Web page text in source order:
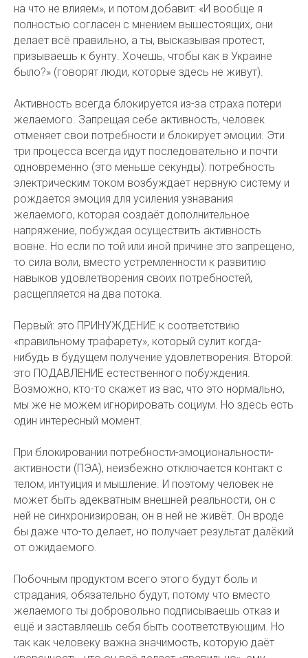
на что не влияем», и потом добавит: «И вообще я
полностью согласен с мнением вышестоящих, они
делает всё правильно, а ты, высказывая протест,
призываешь к бунту. Хочешь, чтобы как в Украине
было?» (говорят люди, которые здесь не живут).
Активность всегда блокируется из-за страха потери
желаемого. Запрещая себе активность, человек
отменяет свои потребности и блокирует эмоции. Эти
три процесса всегда идут последовательно и почти
одновременно (это меньше секунды): потребность
электрическим током возбуждает нервную систему и
рождается эмоция для усиления узнавания
желаемого, которая создаёт дополнительное
напряжение, побуждая осуществить активность
вовне. Но если по той или иной причине это запрещено,
то сила воли, вместо устремленности к развитию
навыков удовлетворения своих потребностей,
расщепляется на два потока.
Первый: это ПРИНУЖДЕНИЕ к соответствию
«правильному трафарету», который сулит когда-
нибудь в будущем получение удовлетворения. Второй:
это ПОДАВЛЕНИЕ естественного побуждения.
Возможно, кто-то скажет из вас, что это нормально,
мы же не можем игнорировать социум. Но здесь есть
один интересный момент.
При блокировании потребности-эмоциональности-
активности (ПЭА), неизбежно отключается контакт с
телом, интуиция и мышление. И поэтому человек не
может быть адекватным внешней реальности, он с
ней не синхронизирован, он в ней не живёт. Он вроде
бы даже что-то делает, но получает результат далёкий
от ожидаемого.
Побочным продуктом всего этого будут боль и
страдания, обязательно будут, потому что вместо
желаемого ты добровольно подписываешь отказ и
ещё и заставляешь себя быть соответствующим. Но
так как человеку важна значимость, которую даёт